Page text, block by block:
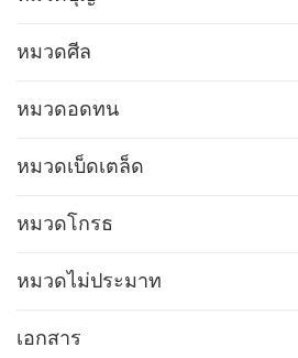
หมวดศีล
หมวดอดทน
หมวดเบ็ดเตล็ด
หมวดโกรธ
หมวดไม่ประมาท
เอกสาร